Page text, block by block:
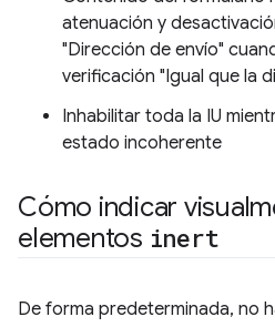
atenuación y
"Dirección de envío"
verificación "Igual que la
Inhabilitar toda la IU
estado incoherente
Cómo indicar
elementos inert
De forma predeterminada, no